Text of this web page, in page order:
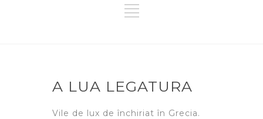
A LUA LEGATURA
Vile de lux de închiriat în Grecia.